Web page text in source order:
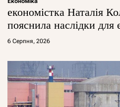
економістка Наталія
пояснила наслідки для
6 Серпня, 2026